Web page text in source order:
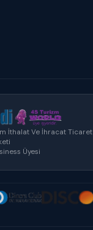
İthalat Ve İhracat Ticaret
Üyesi